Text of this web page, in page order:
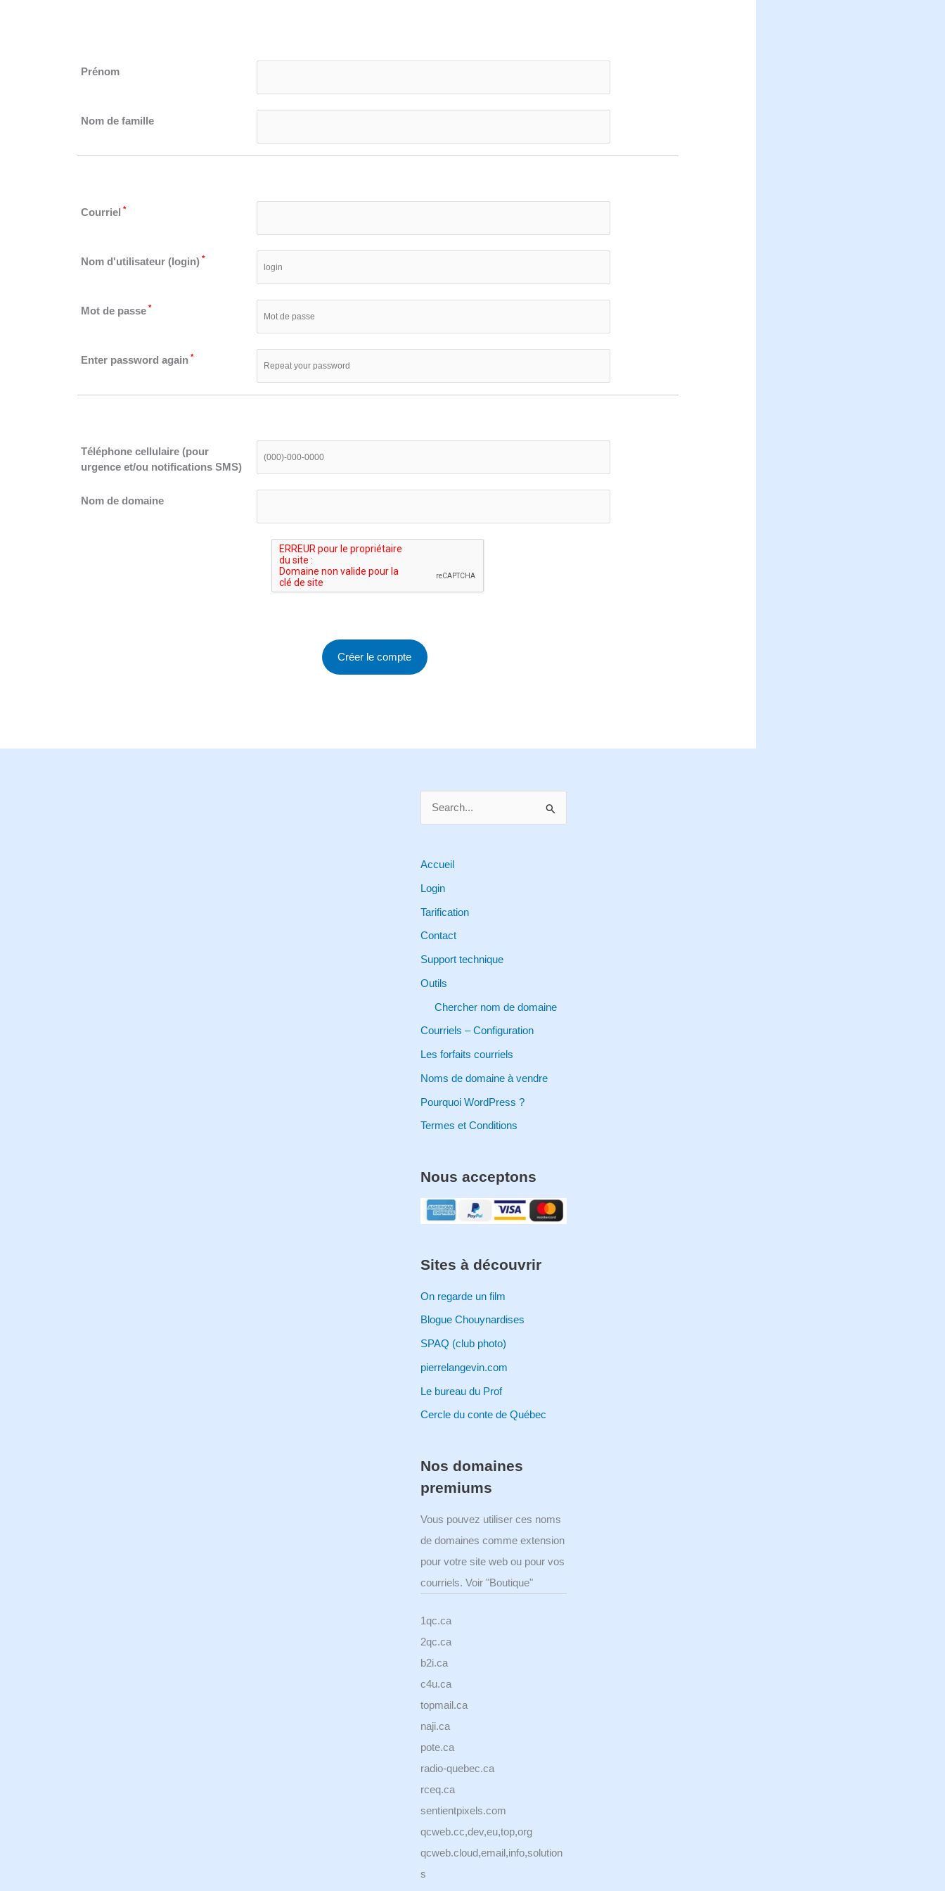
Prénom
Nom de famille
Courriel *
Nom d'utilisateur (login) *
Mot de passe *
Enter password again *
Téléphone cellulaire (pour
urgence et/ou notifications SMS)
Nom de domaine
e
r
c
h
:
Accueil
Login
Tarification
Contact
Support technique
Outils
Chercher nom de domaine
Courriels – Configuration
Les forfaits courriels
Noms de domaine à vendre
Pourquoi WordPress ?
Termes et Conditions
Nous acceptons
Sites à découvrir
On regarde un film
Blogue Chouynardises
SPAQ (club photo)
pierrelangevin.com
Le bureau du Prof
Cercle du conte de Québec
Nos domaines
premiums
Vous pouvez utiliser ces noms
de domaines comme extension
pour votre site web ou pour vos
courriels. Voir "Boutique"
1qc.ca
2qc.ca
b2i.ca
c4u.ca
topmail.ca
naji.ca
pote.ca
radio-quebec.ca
rceq.ca
sentientpixels.com
qcweb.cc,dev,eu,top,org
qcweb.cloud,email,info,solution
s